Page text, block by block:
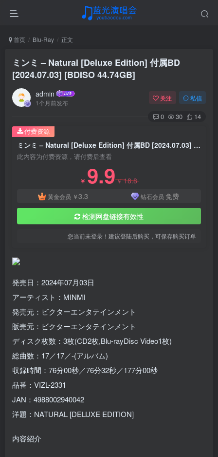
首页 Blu-Ray 正文
ミンミ – Natural [Deluxe Edition] 付属BD
[2024.07.03] [BDISO 44.74GB]
admin
1个月前发布
关注 私信
0 30 14
ミンミ – Natural [Deluxe Edition] 付属BD [2024.07.03] [BDISO 44.74GB]
此内容为付费资源，请付费后查看
￥ 9.9￥18.8
黄金会员 ￥3.3 钻石会员 免费
检测网盘链接有效性
您当前未登录！建议登陆后购买，可保存购买订单
付费资源
発売日：2024年07月03日
アーティスト：MINMI
発売元：ビクターエンタテインメント
販売元：ビクターエンタテインメント
ディスク枚数：3枚(CD2枚,Blu-rayDisc Video1枚)
総曲数：17／17／-(アルバム)
収録時間：76分00秒／76分32秒／177分00秒
品番：VIZL-2331
JAN：4988002940042
洋題：NATURAL [DELUXE EDITION]
内容紹介